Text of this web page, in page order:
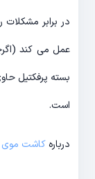
در برابر
عمل می کند
بسته پرفکتیل
است.
درباره کاشت موی